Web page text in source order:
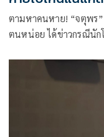
ตามหาคนหาย! “จตุพร” ถามหา “ทักษิณ” อ
ตนหน่อย ได้ข่าวกรณีนัก